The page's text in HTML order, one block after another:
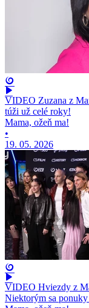
VIDEO Zuzana z
túži už celé roky!
Mama, ožeň ma!
•
19. 05. 2026
VIDEO Hviezdy z
Niektorým sa